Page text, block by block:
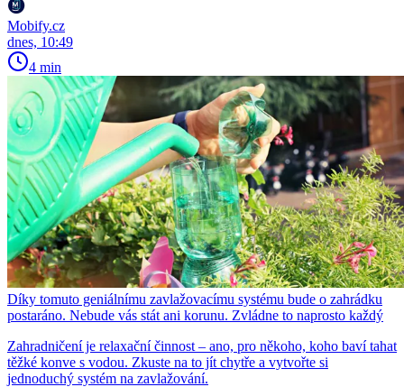
Mobify.cz
dnes, 10:49
4 min
Díky tomuto geniálnímu zavlažovacímu systému bude o zahrádku
postaráno. Nebude vás stát ani korunu. Zvládne to naprosto každý
Zahradničení je relaxační činnost – ano, pro někoho, koho baví tahat
těžké konve s vodou. Zkuste na to jít chytře a vytvořte si
jednoduchý systém na zavlažování.